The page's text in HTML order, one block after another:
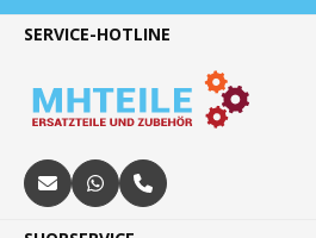
SERVICE-HOTLINE